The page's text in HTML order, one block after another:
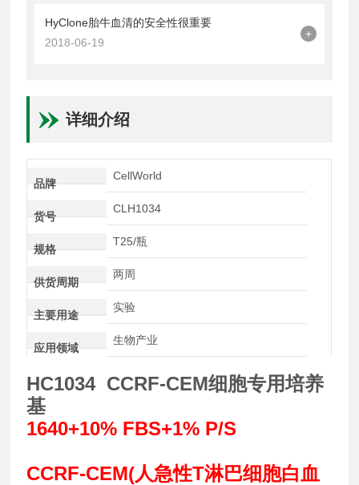
HyClone胎牛血清的安全性很重要
2018-06-19
+
详细介绍
品牌
CellWorld
货号
CLH1034
规格
T25/瓶
供货周期
两周
主要用途
实验
应用领域
生物产业
HC1034 CCRF-CEM细胞专用培养
基
1640+10% FBS+1% P/S
CCRF-CEM(人急性T淋巴细胞白血